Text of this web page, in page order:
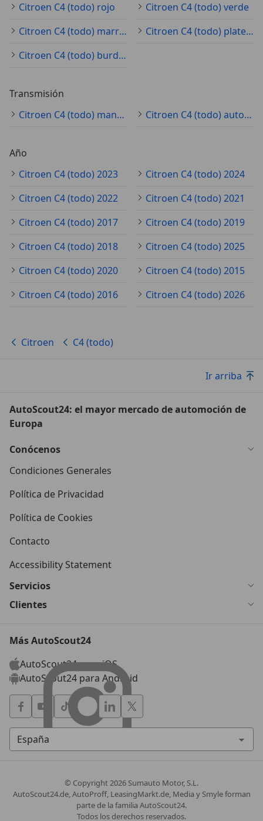
Citroen C4 (todo) rojo
Citroen C4 (todo) verde
Citroen C4 (todo) marrón
Citroen C4 (todo) plateado
Citroen C4 (todo) burdeos
Transmisión
Citroen C4 (todo) manual
Citroen C4 (todo) automático
Año
Citroen C4 (todo) 2023
Citroen C4 (todo) 2024
Citroen C4 (todo) 2022
Citroen C4 (todo) 2021
Citroen C4 (todo) 2017
Citroen C4 (todo) 2019
Citroen C4 (todo) 2018
Citroen C4 (todo) 2025
Citroen C4 (todo) 2020
Citroen C4 (todo) 2015
Citroen C4 (todo) 2016
Citroen C4 (todo) 2026
Citroen C4 (todo)
Ir arriba
AutoScout24: el mayor mercado de automoción de
Europa
Conócenos
Condiciones Generales
Política de Privacidad
Política de Cookies
Contacto
Accessibility Statement
Servicios
Clientes
Más AutoScout24
AutoScout24 para iOS
AutoScout24 para Android
© Copyright2026 Sumauto Motor, S.L.
AutoScout24.de, AutoProff, LeasingMarkt.de, Media y Smyle forman
parte de la familia AutoScout24.
Todos los derechos reservados.